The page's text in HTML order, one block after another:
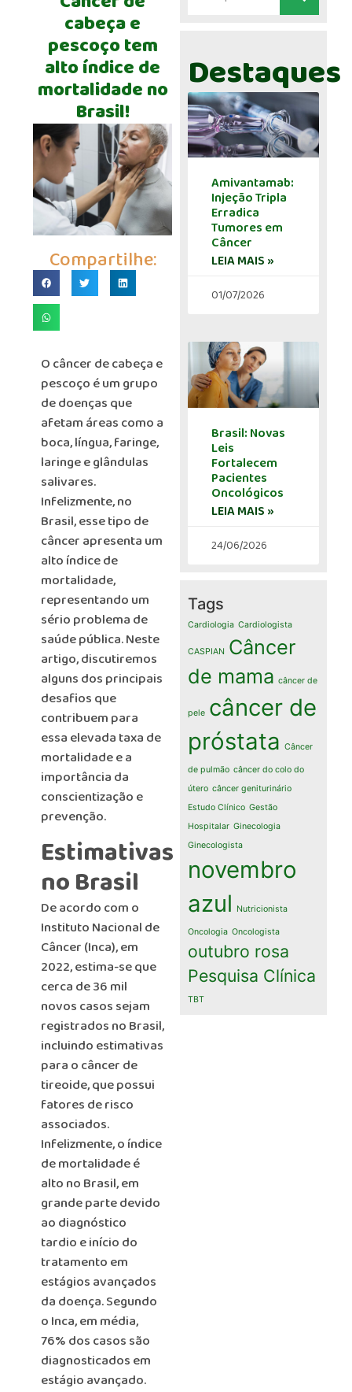
cabeça e
pescoço tem
alto índice de
mortalidade no
Brasil!
Compartilhe:
O câncer de cabeça e
pescoço é um grupo
de doenças que
afetam áreas como a
boca, língua, faringe,
laringe e glândulas
salivares.
Infelizmente, no
Brasil, esse tipo de
câncer apresenta um
alto índice de
mortalidade,
representando um
sério problema de
saúde pública. Neste
artigo, discutiremos
alguns dos principais
desafios que
contribuem para
essa elevada taxa de
mortalidade e a
importância da
conscientização e
prevenção.
Estimativas
no Brasil
De acordo com o
Instituto Nacional de
Câncer (Inca), em
2022, estima-se que
cerca de 36 mil
novos casos sejam
registrados no Brasil,
incluindo estimativas
para o câncer de
tireoide, que possui
fatores de risco
associados.
Infelizmente, o índice
de mortalidade é
alto no Brasil, em
grande parte devido
ao diagnóstico
tardio e início do
tratamento em
estágios avançados
da doença. Segundo
o Inca, em média,
76% dos casos são
diagnosticados em
estágio avançado.
Destaques
Amivantamab:
Injeção Tripla
Erradica
Tumores em
Câncer
LEIA MAIS »
01/07/2026
Brasil: Novas
Leis
Fortalecem
Pacientes
Oncológicos
LEIA MAIS »
24/06/2026
Tags
Cardiologia Cardiologista
CASPIAN Câncer
de mama câncer de
pele câncer de
próstata Câncer
de pulmão câncer do colo do
útero câncer geniturinário
Estudo Clínico Gestão
Hospitalar Ginecologia
Ginecologista
novembro
azul
Nutricionista
Oncologia Oncologista
outubro rosa
Pesquisa Clínica
TBT